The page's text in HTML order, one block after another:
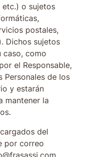
etc.) o sujetos
postales,
Dichos sujetos
caso, como
el Responsable,
Personales de los
y estarán
mantener la
del
por correo